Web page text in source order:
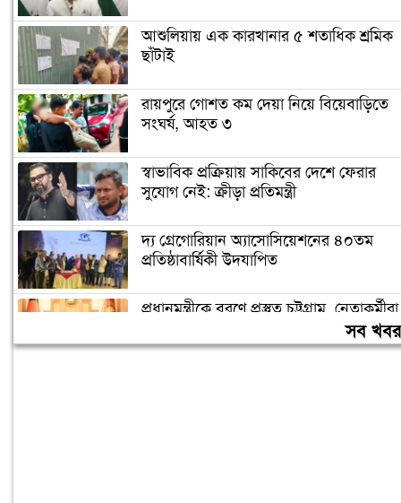
আশুলিয়ায় এক কারখানার ৫ শতাধিক শ্রমিক
ছাঁটাই
রায়পুরে গোশত কম দেয়া নিয়ে বিয়েবাড়িতে
সংঘর্ষ, আহত ৩
স্বাভাবিক প্রক্রিয়ায় সাকিবের দেশে ফেরার
সুযোগ নেই: ক্রীড়া প্রতিমন্ত্রী
দ্য গ্রেগোরিয়ান অ্যাসোসিয়েশনের ৪০তম
প্রতিষ্ঠাবার্ষিকী উদযাপিত
প্রধানমন্ত্রীকে বরণে প্রস্তুত চট্টগ্রাম, নেতাকর্মীরা
সব